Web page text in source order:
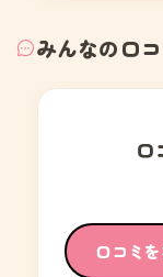
みんなの口
口
口コミ